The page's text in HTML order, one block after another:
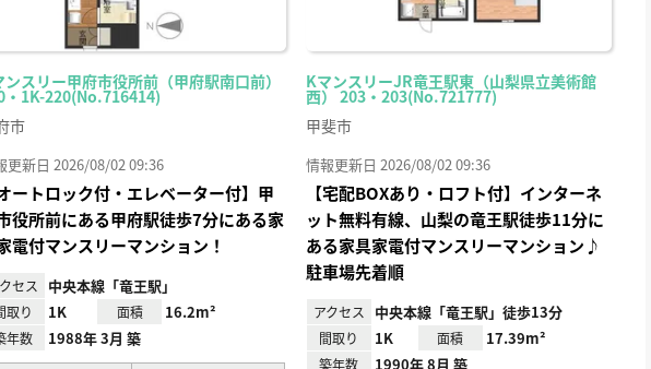
ンスリー甲府市役所前（甲府駅南口前）
・1K-220(No.716414)
市
更新日 2026/08/02 09:36
オートロック付・エレベーター付】甲
役所前にある甲府駅徒歩7分にある家
電付マンスリーマンション！
セス 中央本線「竜王駅」
取り 1K 面積 16.2m²
年数 1988年 3月 築
KマンスリーJR竜王駅東（山梨県立美術館
西） 203・203(No.721777)
甲斐市
情報更新日 2026/08/02 09:36
【宅配BOXあり・ロフト付】インターネ
ット無料有線、山梨の竜王駅徒歩11分に
ある家具家電付マンスリーマンション♪
駐車場先着順
アクセス 中央本線「竜王駅」徒歩13分
間取り 1K 面積 17.39m²
築年数 1990年 8月 築